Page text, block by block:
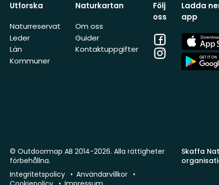
Utforska
Naturreservat
Leder
Län
Kommuner
Naturkartan
Om oss
Guider
Kontaktuppgifter
Följ
oss
Facebook
Instagram
Ladda
app
App
Store
App
Store
Skaffa
© Outdoormap AB 2014-2026. Alla rättigheter
förbehållna.
Integritetspolicy
Användarvillkor